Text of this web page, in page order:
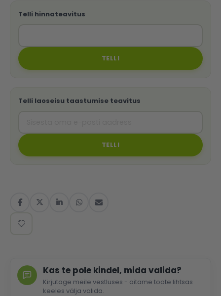
Telli hinnateavitus
TELLI
Telli laoseisu taastumise teavitus
TELLI
Kas te pole kindel, mida valida?
Kirjutage meile vestluses - aitame toote lihtsas
keeles välja valida.